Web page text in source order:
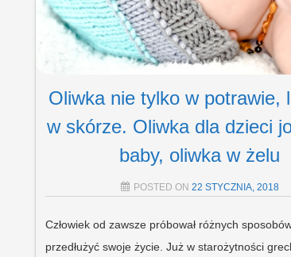
Oliwka nie tylko w potrawie,
w skórze. Oliwka dla dzieci
baby, oliwka w żelu
POSTED ON 22 STYCZNIA, 2018
Człowiek od zawsze próbował różnych
przedłużyć swoje życie. Już w starożytności